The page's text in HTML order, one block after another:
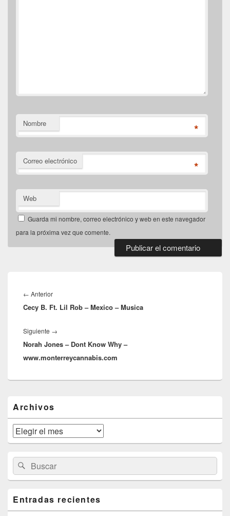
Nombre *
Correo electrónico *
Web
Guarda mi nombre, correo electrónico y web en este navegador
para la próxima vez que comente.
de
entradas
← AnteriorEntrada
anterior:
Cecy B. Ft. Lil Rob – Mexico – Musica
Siguiente →
siguiente:
Norah Jones – Dont Know Why –
www.monterreycannabis.com
área
de
widget
barra
lateral
primaria
Archivos
Archivos
Buscar
por:
Buscar
Entradas recientes